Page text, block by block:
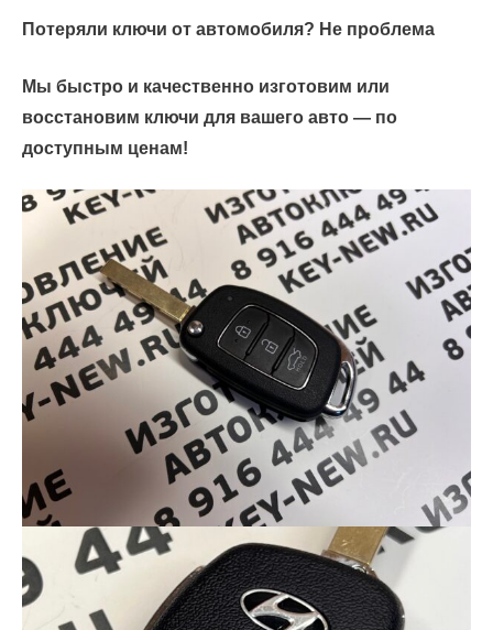
Потеряли ключи от автомобиля? Не проблема
Мы быстро и качественно изготовим или
восстановим ключи для вашего авто — по
доступным ценам!